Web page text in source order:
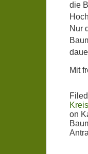
die
Nur
Mit
on